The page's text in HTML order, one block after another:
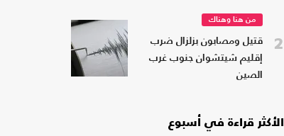
2
من هنا وهناك
قتيل ومصابون بزلزال ضرب
إقليم شيتشوان جنوب غرب
الصين
الأكثر قراءة في أسبوع